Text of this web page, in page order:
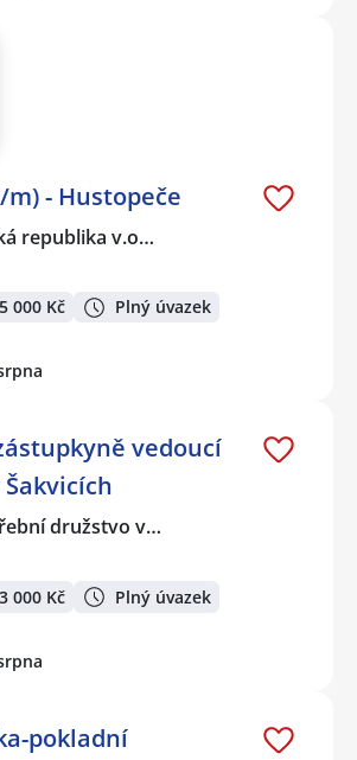
m) - Hustopeče
republika v.o…
000 Kč Plný úvazek
vedoucí
družstvo v…
000 Kč Plný úvazek
pokladní